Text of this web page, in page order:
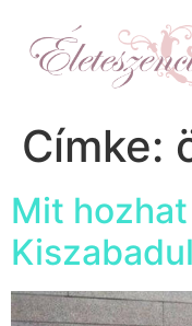
Címke:
Mit